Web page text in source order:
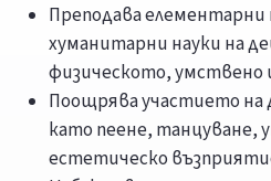
Преподава елементарни
хуманитарни науки на
физическото, умствено
Поощрява участието на
като пеене, танцуване,
естетическо